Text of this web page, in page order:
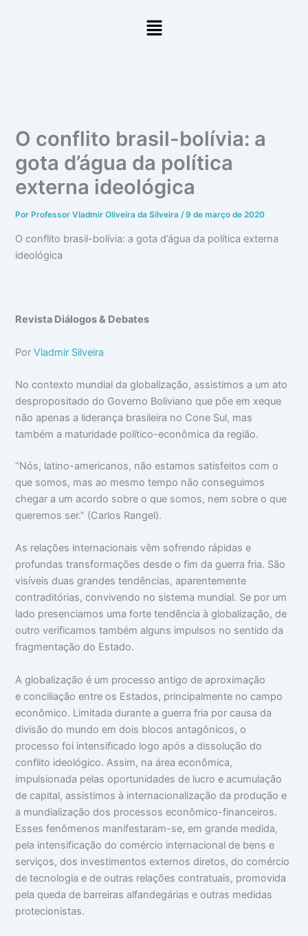
Menu
O conflito brasil-bolívia: a
gota d’água da política
externa ideológica
PorProfessor Vladmir Oliveira da Silveira /9 de março de 2020
O conflito brasil-bolívia: a gota d’água da política externa
ideológica
Revista Diálogos & Debates
PorVladmir Silveira
No contexto mundial da globalização, assistimos a um ato
despropositado do Governo Boliviano que põe em xeque
não apenas a liderança brasileira no Cone Sul, mas
também a maturidade político-econômica da região.
“Nós, latino-americanos, não estamos satisfeitos com o
que somos, mas ao mesmo tempo não conseguimos
chegar a um acordo sobre o que somos, nem sobre o que
queremos ser.” (Carlos Rangel).
As relações internacionais vêm sofrendo rápidas e
profundas transformações desde o fim da guerra fria. São
visíveis duas grandes tendências, aparentemente
contraditórias, convivendo no sistema mundial. Se por um
lado presenciamos uma forte tendência à globalização, de
outro verificamos também alguns impulsos no sentido da
fragmentação do Estado.
A globalização é um processo antigo de aproximação
e conciliação entre os Estados, principalmente no campo
econômico. Limitada durante a guerra fria por causa da
divisão do mundo em dois blocos antagônicos, o
processo foi intensificado logo após a dissolução do
conflito ideológico. Assim, na área econômica,
impulsionada pelas oportunidades de lucro e acumulação
de capital, assistimos à internacionalização da produção e
a mundialização dos processos econômico-financeiros.
Esses fenômenos manifestaram-se, em grande medida,
pela intensificação do comércio internacional de bens e
serviços, dos investimentos externos diretos, do comércio
de tecnologia e de outras relações contratuais, promovida
pela queda de barreiras alfandegárias e outras medidas
protecionistas.